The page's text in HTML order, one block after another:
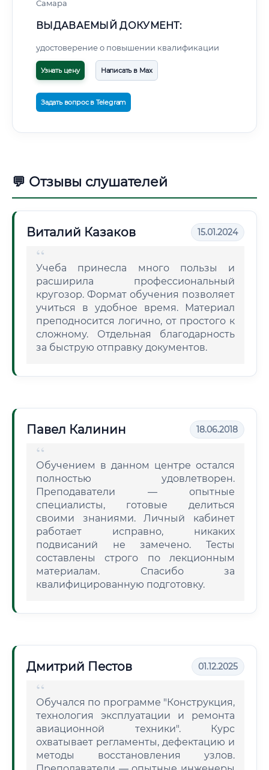
Самара
ВЫДАВАЕМЫЙ ДОКУМЕНТ:
удостоверение о повышении квалификации
Узнать цену Написать в Max
Задать вопрос в Telegram
💬 Отзывы слушателей
Виталий Казаков 15.01.2024
Учеба принесла много пользы и
расширила профессиональный
кругозор. Формат обучения позволяет
учиться в удобное время. Материал
преподносится логично, от простого к
сложному. Отдельная благодарность
за быструю отправку документов.
Павел Калинин 18.06.2018
Обучением в данном центре остался
полностью удовлетворен.
Преподаватели — опытные
специалисты, готовые делиться
своими знаниями. Личный кабинет
работает исправно, никаких
подвисаний не замечено. Тесты
составлены строго по лекционным
материалам. Спасибо за
квалифицированную подготовку.
Дмитрий Пестов 01.12.2025
Обучался по программе "Конструкция,
технология эксплуатации и ремонта
авиационной техники". Курс
охватывает регламенты, дефектацию и
методы восстановления узлов.